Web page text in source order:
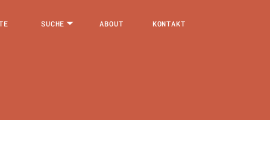
SUCHE ABOUT KONTAKT